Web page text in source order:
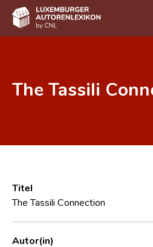
Häufige Fragen und
CNL
Forschungsgruppe
The Tassili
Titel
The Tassili Connection
Autor(in)